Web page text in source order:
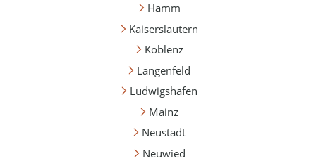
Hamm
Kaiserslautern
Koblenz
Langenfeld
Ludwigshafen
Mainz
Neustadt
Neuwied